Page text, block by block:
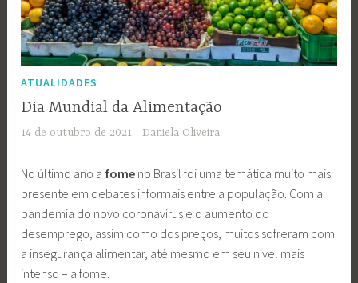
ATUALIDADES
Dia Mundial da Alimentação
14 de outubro de 2021 Daniela Oliveira
No último ano a fome no Brasil foi uma temática muito mais
presente em debates informais entre a população. Com a
pandemia do novo coronavírus e o aumento do
desemprego, assim como dos preços, muitos sofreram com
a insegurança alimentar, até mesmo em seu nível mais
intenso – a fome.